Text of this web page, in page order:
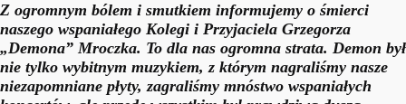
Z ogromnym bólem i smutkiem informujemy o śmierci
naszego wspaniałego Kolegi i Przyjaciela Grzegorza
„Demona” Mroczka. To dla nas ogromna strata. Demon był
nie tylko wybitnym muzykiem, z którym nagraliśmy nasze
niezapomniane płyty, zagraliśmy mnóstwo wspaniałych